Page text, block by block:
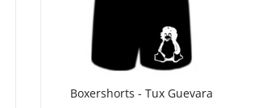
Boxershorts - Tux Guevara